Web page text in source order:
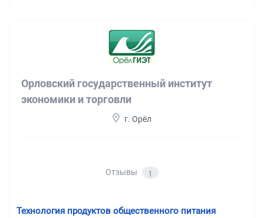
Орловский государственный институт
экономики и торговли
г. Орёл
Отзывы 1
Технология продуктов общественного питания